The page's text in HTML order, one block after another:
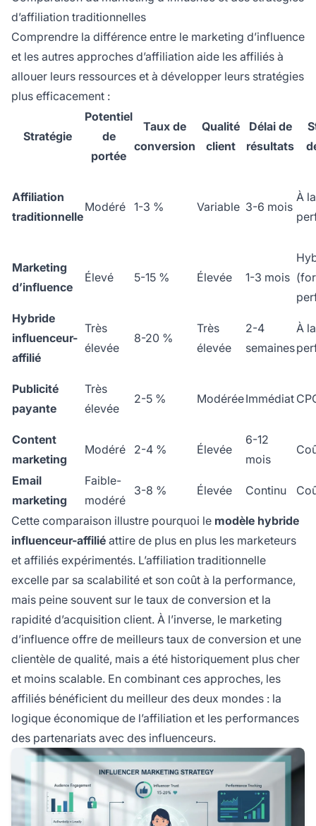
d’affiliation traditionnelles
Comprendre la différence entre le marketing d’influence
et les autres approches d’affiliation aide les affiliés à
allouer leurs ressources et à développer leurs stratégies
plus efficacement :
Stratégie
Potentiel
de
portée
Taux de
conversion
Qualité
client
Délai de
résultats
Affiliation
traditionnelle
Modéré 1-3 % Variable 3-6 mois
À la
Marketing
d’influence
Élevé 5-15 % Élevée 1-3 mois
Hybride
influenceur-
affilié
Très
élevée
8-20 %
Très
élevée
2-4
semaines
À la
Publicité
payante
Très
élevée
2-5 % ModéréeImmédiat
Content
marketing
Modéré 2-4 % Élevée
6-12
mois
Email
marketing
Faible-
modéré
3-8 % Élevée Continu
Cette comparaison illustre pourquoi le modèle hybride
influenceur-affilié attire de plus en plus les marketeurs
et affiliés expérimentés. L’affiliation traditionnelle
excelle par sa scalabilité et son coût à la performance,
mais peine souvent sur le taux de conversion et la
rapidité d’acquisition client. À l’inverse, le marketing
d’influence offre de meilleurs taux de conversion et une
clientèle de qualité, mais a été historiquement plus cher
et moins scalable. En combinant ces approches, les
affiliés bénéficient du meilleur des deux mondes : la
logique économique de l’affiliation et les performances
des partenariats avec des influenceurs.